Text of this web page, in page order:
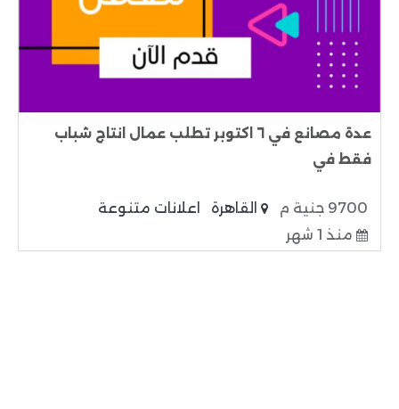
عدة مصانع في ٦ اكتوبر تطلب عمال انتاج شباب
فقط في
9700 جنية م القاهرة
اعلانات متنوعة
منذ 1 شهر